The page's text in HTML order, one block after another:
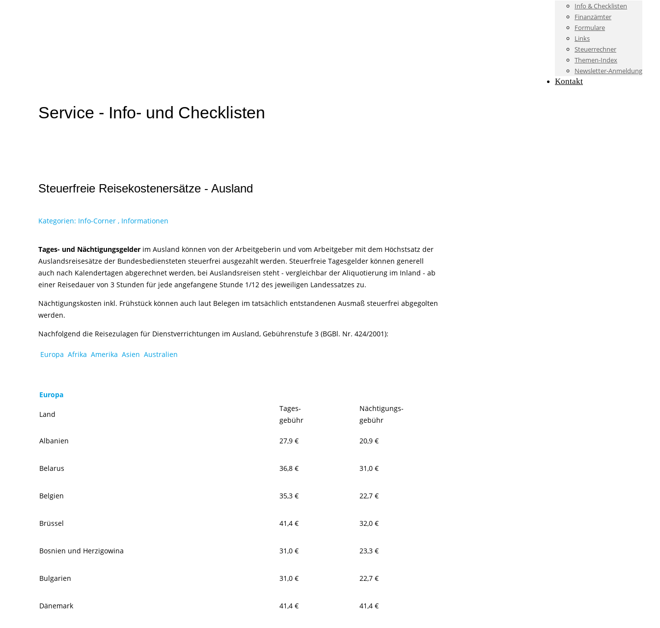
Info & Checklisten
Finanzämter
Formulare
Links
Steuerrechner
Themen-Index
Newsletter-Anmeldung
Kontakt
Service - Info- und Checklisten
Steuerfreie Reisekostenersätze - Ausland
Kategorien: Info-Corner , Informationen
Tages- und Nächtigungsgelder im Ausland können von der Arbeitgeberin und vom Arbeitgeber mit dem Höchstsatz der
Auslandsreisesätze der Bundesbediensteten steuerfrei ausgezahlt werden. Steuerfreie Tagesgelder können generell
auch nach Kalendertagen abgerechnet werden, bei Auslandsreisen steht - vergleichbar der Aliquotierung im Inland - ab
einer Reisedauer von 3 Stunden für jede angefangene Stunde 1/12 des jeweiligen Landessatzes zu.
Nächtigungskosten inkl. Frühstück können auch laut Belegen im tatsächlich entstandenen Ausmaß steuerfrei abgegolten
werden.
Nachfolgend die Reisezulagen für Dienstverrichtungen im Ausland, Gebührenstufe 3 (BGBl. Nr. 424/2001):
Europa Afrika Amerika Asien Australien
Europa
Land
Tages-
gebühr
Nächtigungs-
gebühr
Albanien 27,9 € 20,9 €
Belarus 36,8 € 31,0 €
Belgien 35,3 € 22,7 €
Brüssel 41,4 € 32,0 €
Bosnien und Herzigowina 31,0 € 23,3 €
Bulgarien 31,0 € 22,7 €
Dänemark 41,4 € 41,4 €